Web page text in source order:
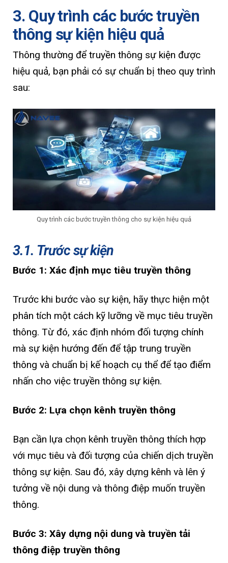
3. Quy trình các bước truyền
thông sự kiện hiệu quả
Thông thường để truyền thông sự kiện được
hiệu quả, bạn phải có sự chuẩn bị theo quy trình
sau:
Quy trình các bước truyền thông cho sự kiện hiệu quả
3.1. Trước sự kiện
Bước 1: Xác định mục tiêu truyền thông
Trước khi bước vào sự kiện, hãy thực hiện một
phân tích một cách kỹ lưỡng về mục tiêu truyền
thông. Từ đó, xác định nhóm đối tượng chính
mà sự kiện hướng đến để tập trung truyền
thông và chuẩn bị kế hoạch cụ thể để tạo điểm
nhấn cho việc truyền thông sự kiện.
Bước 2: Lựa chọn kênh truyền thông
Bạn cần lựa chọn kênh truyền thông thích hợp
với mục tiêu và đối tượng của chiến dịch truyền
thông sự kiện. Sau đó, xây dựng kênh và lên ý
tưởng về nội dung và thông điệp muốn truyền
thông.
Bước 3: Xây dựng nội dung và truyền tải
thông điệp truyền thông